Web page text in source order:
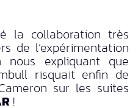
la collaboration très
de l’expérimentation
nous expliquant que
risquait enfin de
sur les suites
!